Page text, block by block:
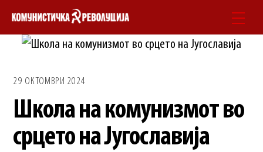
Skip
content
29 ОКТОМВРИ 2024
Школа на комунизмот во
срцето на Југославија